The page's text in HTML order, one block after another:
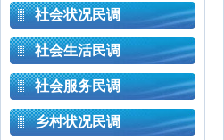
社会状况民调
社会生活民调
社会服务民调
乡村状况民调